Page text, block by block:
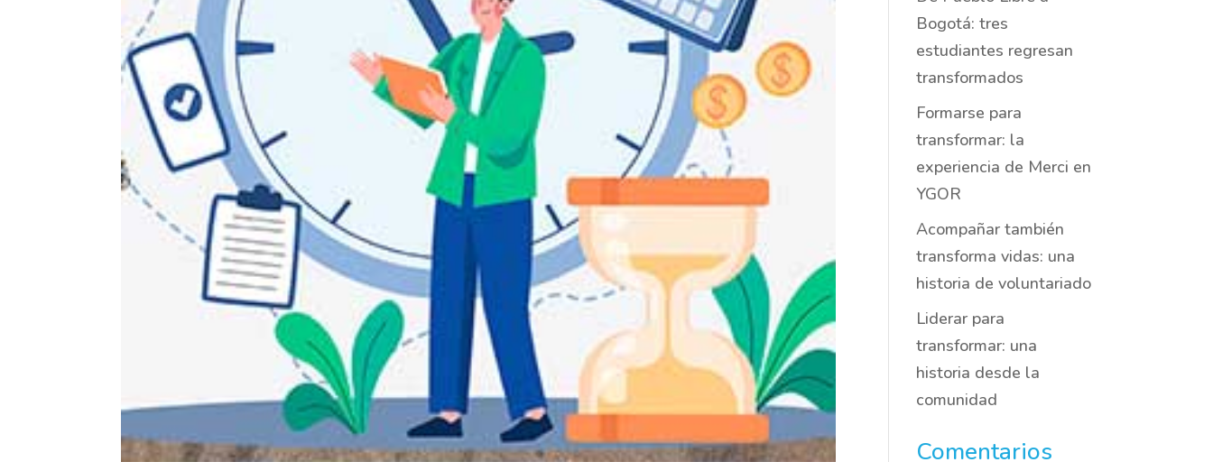
Bogotá: tres
estudiantes regresan
transformados
Formarse para
transformar: la
experiencia de Merci en
YGOR
Acompañar también
transforma vidas: una
historia de voluntariado
Liderar para
transformar: una
historia desde la
comunidad
Comentarios